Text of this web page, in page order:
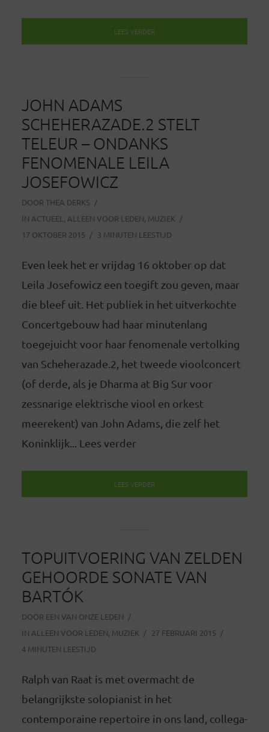
LEES VERDER
JOHN ADAMS
SCHEHERAZADE.2 STELT
TELEUR – ONDANKS
FENOMENALE LEILA
JOSEFOWICZ
DOOR THEA DERKS
IN ACTUEEL , ALLEEN VOOR LEDEN, MUZIEK
17 OKTOBER 2015
3 MINUTEN LEESTIJD
Even leek het er vrijdag 16 oktober op dat
Leila Josefowicz een toegift zou geven, maar
die bleef uit. Het publiek in het uitverkochte
Concertgebouw had haar minutenlang
toegejuicht voor haar fenomenale vertolking
van Scheherazade.2, het tweede vioolconcert
(of derde, als je Dharma at Big Sur voor
zessnarige elektrische viool en orkest
meerekent) van John Adams, die zelf het
Koninklijk... Lees verder
LEES VERDER
TOPUITVOERING VAN ZELDEN
GEHOORDE SONATE VAN
BARTÓK
DOOR EEN VAN ONZE LEDEN
IN ALLEEN VOOR LEDEN, MUZIEK
27 FEBRUARI 2015
4 MINUTEN LEESTIJD
Ralph van Raat is met overmacht de
belangrijkste solopianist in het
contemporaine repertoire in ons land, collega-